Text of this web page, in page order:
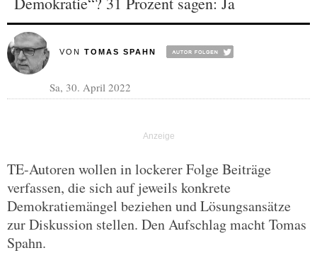
VON TOMAS SPAHN
Sa, 30. April 2022
TE-Autoren wollen in lockerer Folge Beiträge
verfassen, die sich auf jeweils konkrete
Demokratiemängel beziehen und Lösungsansätze
zur Diskussion stellen. Den Aufschlag macht Tomas
Spahn.